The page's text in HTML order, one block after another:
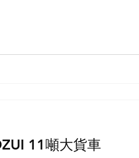
11噸大貨車